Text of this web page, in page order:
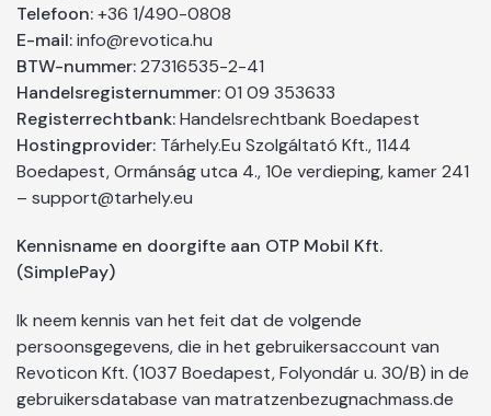
Telefoon:+36 1/490-0808
E-mail:info@revotica.hu
BTW-nummer:27316535-2-41
Handelsregisternummer:01 09 353633
Registerrechtbank:Handelsrechtbank Boedapest
Hostingprovider: Tárhely.Eu Szolgáltató Kft., 1144
Boedapest, Ormánság utca 4., 10e verdieping, kamer 241
– support@tarhely.eu
Kennisname en doorgifte aan OTP Mobil Kft.
(SimplePay)
Ik neem kennis van het feit dat de volgende
persoonsgegevens, die in het gebruikersaccount van
Revoticon Kft. (1037 Boedapest, Folyondár u. 30/B) in de
gebruikersdatabase van matratzenbezugnachmass.de